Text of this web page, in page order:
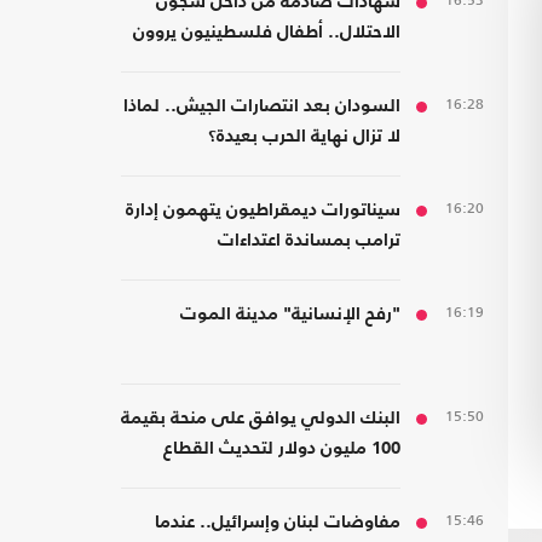
الاحتلال.. أطفال فلسطينيون يروون
16:28
السودان بعد انتصارات الجيش.. لماذا
لا تزال نهاية الحرب بعيدة؟
16:20
سيناتورات ديمقراطيون يتهمون إدارة
ترامب بمساندة اعتداءات
16:19 "رفح الإنسانية" مدينة الموت
15:50
البنك الدولي يوافق على منحة بقيمة
100 مليون دولار لتحديث القطاع
15:46 مفاوضات لبنان وإسرائيل.. عندما